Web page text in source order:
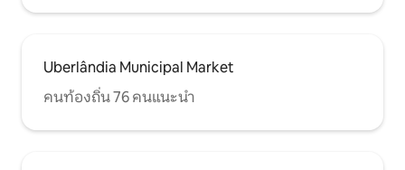
Uberlândia Municipal Market
คนท้องถิ่น 76 คนแนะนำ